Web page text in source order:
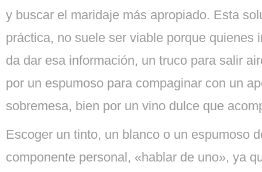
y buscar el maridaje más apropiado. Esta
práctica, no suele ser viable porque quienes
da dar esa información, un truco para salir
por un espumoso para compaginar con un
sobremesa, bien por un vino dulce que
Escoger un tinto, un blanco o un espumoso
componente personal, «hablar de uno», ya